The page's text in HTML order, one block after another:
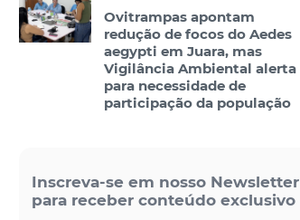
Ovitrampas apontam
redução de focos do Aedes
aegypti em Juara, mas
Vigilância Ambiental alerta
para necessidade de
participação da população
Inscreva-se em nosso Newsletter
para receber conteúdo exclusivo